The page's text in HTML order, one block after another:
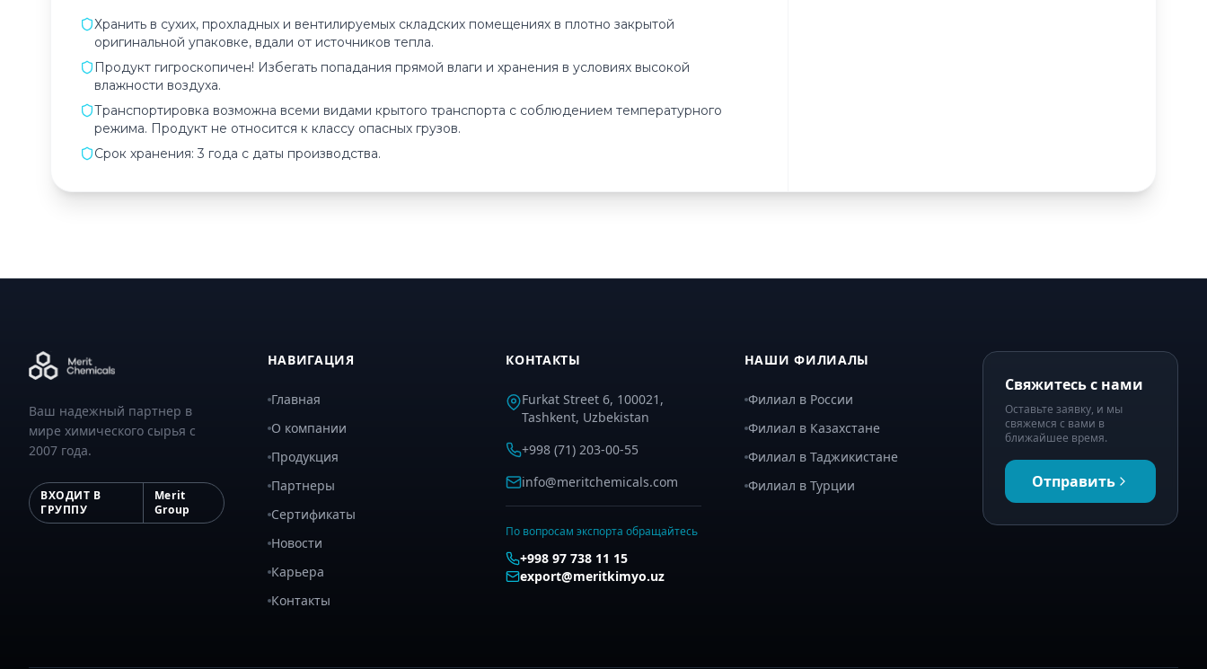
Хранить в сухих, прохладных и вентилируемых складских помещениях в плотно закрытой
оригинальной упаковке, вдали от источников тепла.
Продукт гигроскопичен! Избегать попадания прямой влаги и хранения в условиях высокой
влажности воздуха.
Транспортировка возможна всеми видами крытого транспорта с соблюдением температурного
режима. Продукт не относится к классу опасных грузов.
Срок хранения: 3 года с даты производства.
Ваш надежный партнер в
мире химического сырья с
2007 года.
ВХОДИТ В
ГРУППУ
Merit
Group
НАВИГАЦИЯ
Главная
О компании
Продукция
Партнеры
Сертификаты
Новости
Карьера
Контакты
КОНТАКТЫ
Furkat Street 6, 100021,
Tashkent, Uzbekistan
+998 (71) 203-00-55
info@meritchemicals.com
По вопросам экспорта обращайтесь
+998 97 738 11 15
export@meritkimyo.uz
НАШИ ФИЛИАЛЫ
Филиал в России
Филиал в Казахстане
Филиал в Таджикистане
Филиал в Турции
Свяжитесь с нами
Оставьте заявку, и мы
свяжемся с вами в
ближайшее время.
Отправить